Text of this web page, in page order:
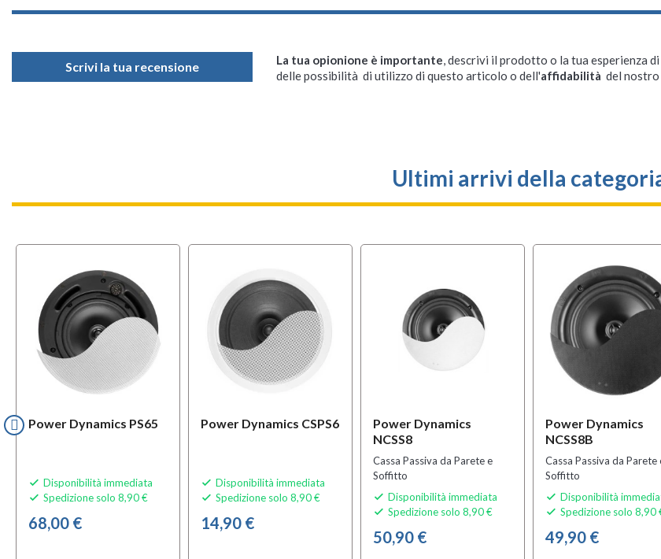
Scrivi la tua recensione La tua opionione è importante, descrivi il prodotto o la tua esperienza
delle possibilità di utilizzo di questo articolo o dell'affidabilità del
Ultimi arrivi della
Power Dynamics PS65
 Disponibilità immediata
 Spedizione solo 8,90 €
68,00 €
Power Dynamics CSPS6
 Disponibilità immediata
 Spedizione solo 8,90 €
14,90 €
Power Dynamics
NCSS8
Cassa Passiva da Parete e
Soffitto
 Disponibilità immediata
 Spedizione solo 8,90 €
50,90 €
Power Dynamics
NCSS8B
Cassa Passiva da Parete
Soffitto
 Disponibilità
 Spedizione solo 8,90
49,90 €